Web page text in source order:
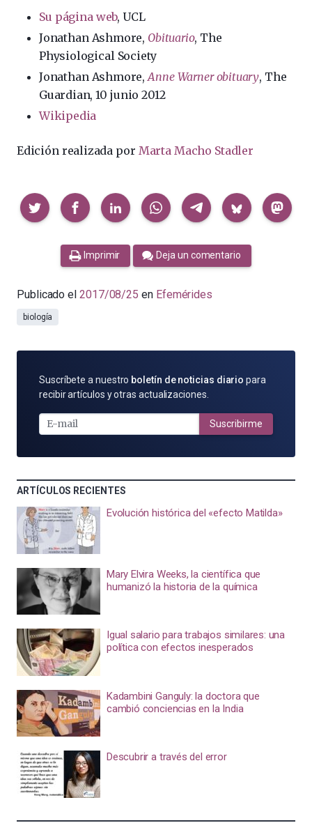
Su página web, UCL
Jonathan Ashmore, Obituario, The
Physiological Society
Jonathan Ashmore,Anne Warner obituary, The
Guardian, 10 junio 2012
Wikipedia
Edición realizada por Marta Macho Stadler
Compartir
Imprimir Deja un comentario
Publicado el 2017/08/25 en Efemérides
biología
SUSCRÍBETE
POR
MAIL
Suscríbete a nuestro boletín de noticias diario para
recibir artículos y otras actualizaciones.
Suscribirme
ARTÍCULOS RECIENTES
Evolución histórica del «efecto Matilda»
Mary Elvira Weeks, la científica que
humanizó la historia de la química
Igual salario para trabajos similares: una
política con efectos inesperados
Kadambini Ganguly: la doctora que
cambió conciencias en la India
Descubrir a través del error